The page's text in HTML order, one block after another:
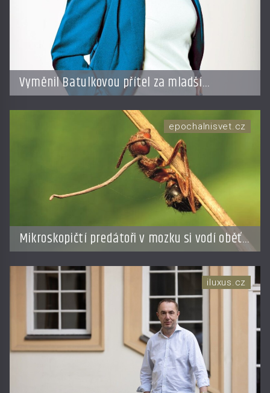
Vyměnil Batulkovou přítel za mladší
exemplář?
Mikroskopičtí predátoři v mozku si vodí oběť
jako loutku
epochalnisvet.cz
iluxus.cz